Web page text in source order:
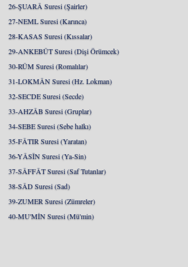
26-ŞUARÂ Suresi (Şairler)
27-NEML Suresi (Karınca)
28-KASAS Suresi (Kıssalar)
29-ANKEBÛT Suresi (Dişi Örümcek)
30-RÛM Suresi (Romalılar)
31-LOKMÂN Suresi (Hz. Lokman)
32-SECDE Suresi (Secde)
33-AHZÂB Suresi (Gruplar)
34-SEBE Suresi (Sebe halkı)
35-FÂTIR Suresi (Yaratan)
36-YÂSÎN Suresi (Ya-Sin)
37-SÂFFÂT Suresi (Saf Tutanlar)
38-SÂD Suresi (Sad)
39-ZUMER Suresi (Zümreler)
40-MU'MİN Suresi (Mü'min)